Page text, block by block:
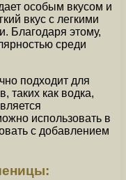
особым вкусом и
вкус с легкими
Благодаря этому,
среди
подходит для
таких как водка,
использовать в
с добавлением